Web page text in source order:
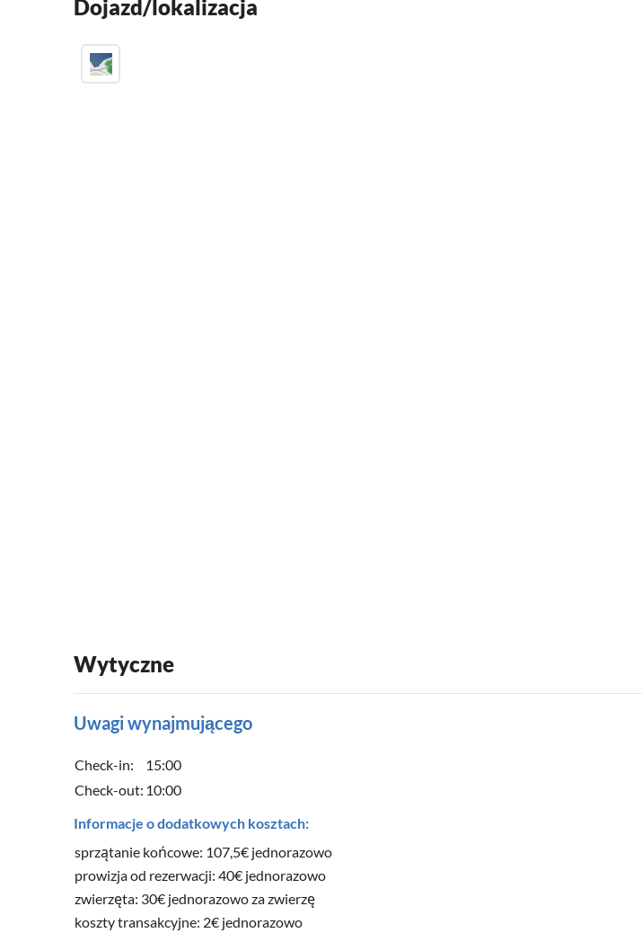
Dojazd/lokalizacja
Wytyczne
Uwagi wynajmującego
Check-in:
15:00
Check-out: 10:00
Informacje o dodatkowych kosztach:
sprzątanie końcowe: 107,5€ jednorazowo
prowizja od rezerwacji: 40€ jednorazowo
zwierzęta: 30€ jednorazowo za zwierzę
koszty transakcyjne: 2€ jednorazowo